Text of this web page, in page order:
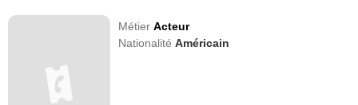
MétierActeur
NationalitéAméricain